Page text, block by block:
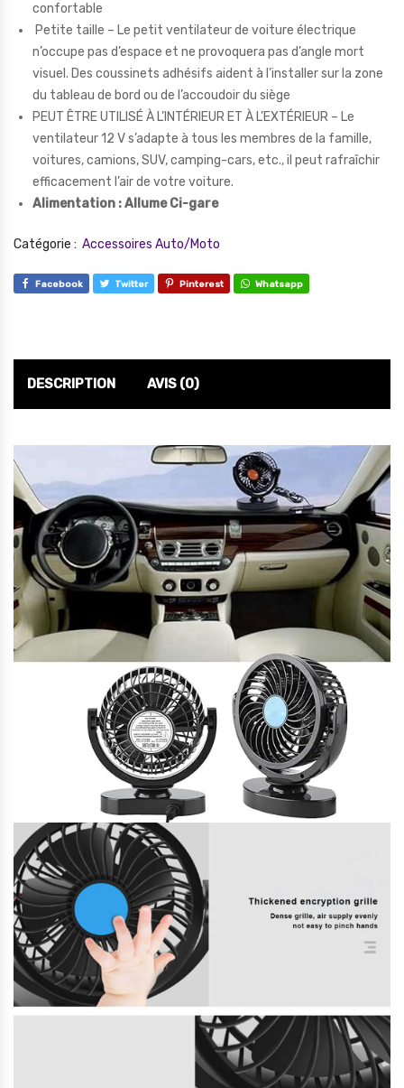
confortable
Petite taille – Le petit ventilateur de voiture électrique
n’occupe pas d’espace et ne provoquera pas d’angle mort
visuel. Des coussinets adhésifs aident à l’installer sur la zone
du tableau de bord ou de l’accoudoir du siège
PEUT ÊTRE UTILISÉ À L’INTÉRIEUR ET À L’EXTÉRIEUR – Le
ventilateur 12 V s’adapte à tous les membres de la famille,
voitures, camions, SUV, camping-cars, etc., il peut rafraîchir
efficacement l’air de votre voiture.
Alimentation : Allume Ci-gare
Catégorie : Accessoires Auto/Moto
Facebook Twitter Pinterest Whatsapp
DESCRIPTION AVIS (0)